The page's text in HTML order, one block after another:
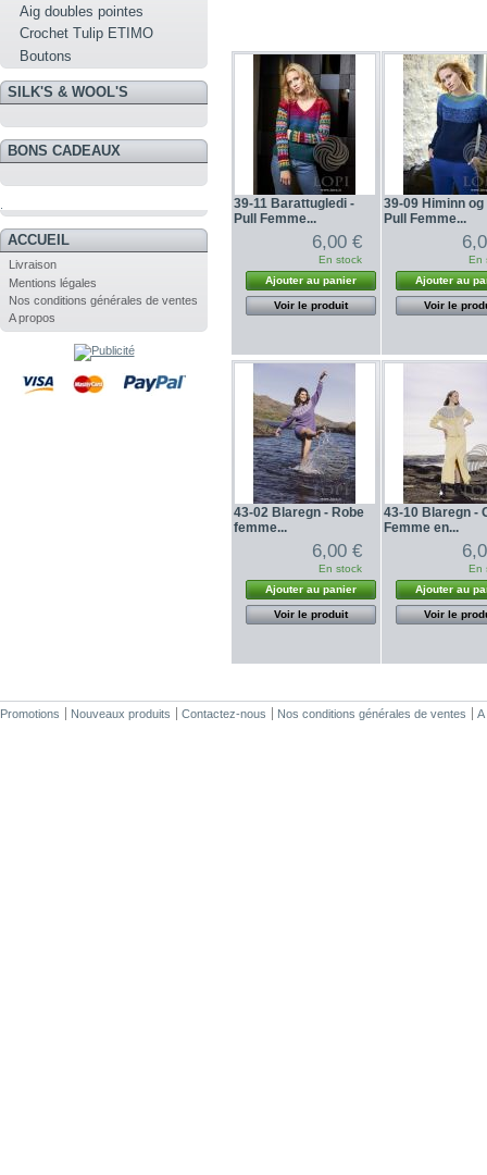
Aig doubles pointes
Crochet Tulip ETIMO
Boutons
SILK'S & WOOL'S
BONS CADEAUX
ACCUEIL
Livraison
Mentions légales
Nos conditions générales de ventes
A propos
39-11 Barattugledi -
Pull Femme...
6,00 €
En stock
Ajouter au panier
Voir le produit
39-09 Himinn og
Pull Femme...
En
Ajouter au
Voir le
43-02 Blaregn - Robe
femme...
6,00 €
En stock
Ajouter au panier
Voir le produit
43-10 Blaregn -
Femme en...
En
Ajouter au
Voir le
Promotions Nouveaux produits Contactez-nous Nos conditions générales de ventes A